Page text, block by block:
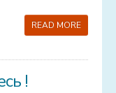
READ MORE
!